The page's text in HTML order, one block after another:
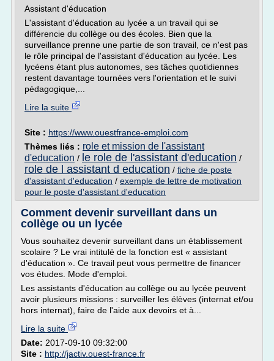
Assistant d'éducation
L'assistant d'éducation au lycée a un travail qui se
différencie du collège ou des écoles. Bien que la
surveillance prenne une partie de son travail, ce n'est pas
le rôle principal de l'assistant d'éducation au lycée. Les
lycéens étant plus autonomes, ses tâches quotidiennes
restent davantage tournées vers l'orientation et le suivi
pédagogique,...
Lire la suite
Site : https://www.ouestfrance-emploi.com
Thèmes liés : role et mission de l'assistant
d'education / le role de l'assistant d'education /
role de l assistant d education / fiche de poste
d'assistant d'education / exemple de lettre de motivation
pour le poste d'assistant d'education
Comment devenir surveillant dans un
collège ou un lycée
Vous souhaitez devenir surveillant dans un établissement
scolaire ? Le vrai intitulé de la fonction est « assistant
d'éducation ». Ce travail peut vous permettre de financer
vos études. Mode d'emploi.
Les assistants d'éducation au collège ou au lycée peuvent
avoir plusieurs missions : surveiller les élèves (internat et/ou
hors internat), faire de l'aide aux devoirs et à...
Lire la suite
Date: 2017-09-10 09:32:00
Site : http://jactiv.ouest-france.fr